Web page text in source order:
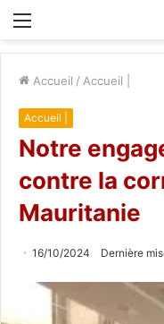
Menu
Accueil / Accueil |
Accueil |
Notre
contre la
Mauritanie
16/10/2024 Dernière